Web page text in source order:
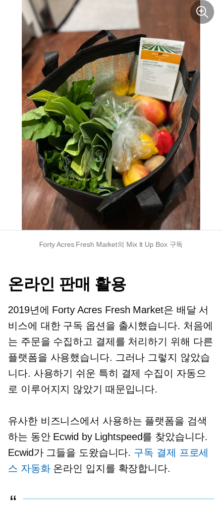
Forty Acres Fresh Market의 Mix It Up Box 구독
온라인 판매 활용
2019년에 Forty Acres Fresh Market은 배달 서
비스에 대한 구독 옵션을 출시했습니다. 처음에
는 주문을 수집하고 결제를 처리하기 위해 다른
플랫폼을 사용했습니다. 그러나 그렇지 않았습
니다. 사용하기 쉬운 특히 결제 수집이 자동으
로 이루어지지 않았기 때문입니다.
유사한 비즈니스에서 사용하는 플랫폼을 검색
하는 동안 Ecwid by Lightspeed를 찾았습니다.
Ecwid가 그들을 도왔습니다. 구독 결제 프로세
스 자동화온라인 입지를 확장합니다.